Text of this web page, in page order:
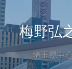
梅野弘
埼玉県中